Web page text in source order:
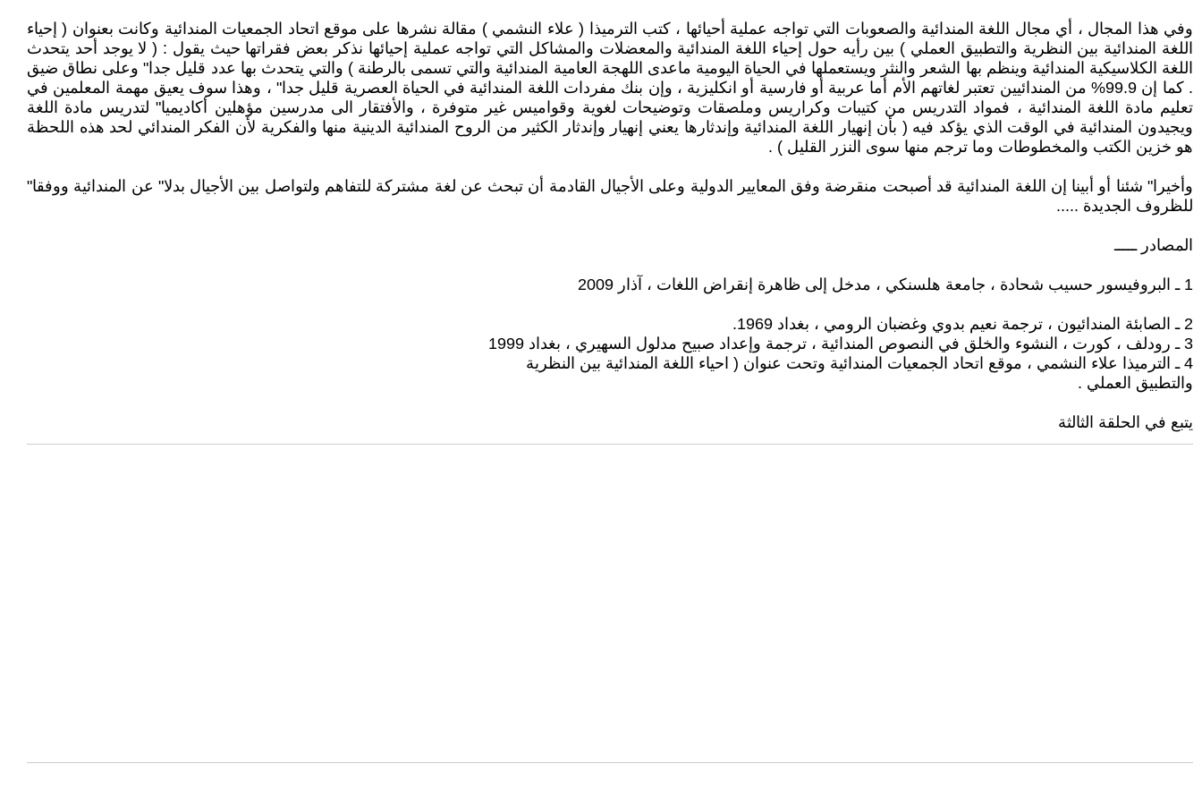
وفي هذا المجال ، أي مجال اللغة المندائية والصعوبات التي تواجه عملية أحيائها ، كتب الترميذا ( علاء النشمي ) مقالة نشرها على موقع اتحاد الجمعيات المندائية وكانت بعنوان ( إحياء
اللغة المندائية بين النظرية والتطبيق العملي ) بين رأيه حول إحياء اللغة المندائية والمعضلات والمشاكل التي تواجه عملية إحيائها نذكر بعض فقراتها حيث يقول : ( لا يوجد أحد يتحدث
اللغة الكلاسيكية المندائية وينظم بها الشعر والنثر ويستعملها في الحياة اليومية ماعدى اللهجة العامية المندائية والتي تسمى بالرطنة ) والتي يتحدث بها عدد قليل جدا" وعلى نطاق ضيق
. كما إن 99.9% من المندائيين تعتبر لغاتهم الأم أما عربية أو فارسية أو انكليزية ، وإن بنك مفردات اللغة المندائية في الحياة العصرية قليل جدا" ، وهذا سوف يعيق مهمة المعلمين في
تعليم مادة اللغة المندائية ، فمواد التدريس من كتيبات وكراريس وملصقات وتوضيحات لغوية وقواميس غير متوفرة ، والأفتقار الى مدرسين مؤهلين أكاديميا" لتدريس مادة اللغة
ويجيدون المندائية في الوقت الذي يؤكد فيه ( بأن إنهيار اللغة المندائية وإندثارها يعني إنهيار وإندثار الكثير من الروح المندائية الدينية منها والفكرية لأن الفكر المندائي لحد هذه اللحظة
هو خزين الكتب والمخطوطات وما ترجم منها سوى النزر القليل ) .
وأخيرا" شئنا أو أبينا إن اللغة المندائية قد أصبحت منقرضة وفق المعايير الدولية وعلى الأجيال القادمة أن تبحث عن لغة مشتركة للتفاهم ولتواصل بين الأجيال بدلا" عن المندائية ووفقا"
للظروف الجديدة .....
المصادر ـــــ
1 ـ البروفيسور حسيب شحادة ، جامعة هلسنكي ، مدخل إلى ظاهرة إنقراض اللغات ، آذار 2009
2 ـ الصابئة المندائيون ، ترجمة نعيم بدوي وغضبان الرومي ، بغداد 1969.
3 ـ رودلف ، كورت ، النشوء والخلق في النصوص المندائية ، ترجمة وإعداد صبيح مدلول السهيري ، بغداد 1999
4 ـ الترميذا علاء النشمي ، موقع اتحاد الجمعيات المندائية وتحت عنوان ( احياء اللغة المندائية بين النظرية
والتطبيق العملي .
يتبع في الحلقة الثالثة